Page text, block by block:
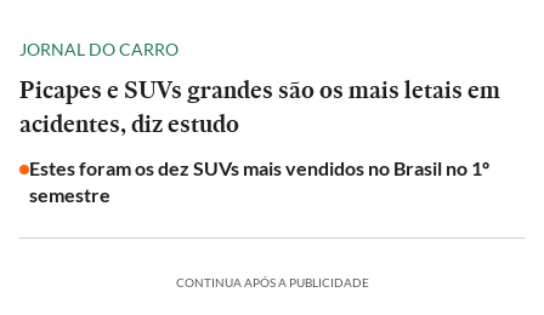
JORNAL DO CARRO
Picapes e SUVs grandes são os mais letais em
acidentes, diz estudo
Estes foram os dez SUVs mais vendidos no Brasil no 1º
semestre
CONTINUA APÓS A PUBLICIDADE